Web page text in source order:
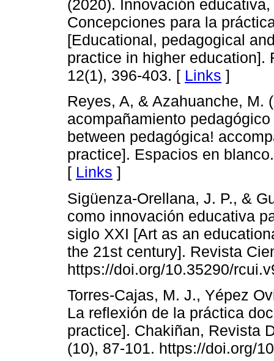
(2020). Innovación
Concepciones para la
[Educational, pedagogical
practice in higher education].
12(1), 396-403. [ Links ]
Reyes, A, & Azahuanche, M.
acompañamiento
between pedagógica!
practice]. Espacios en
[ Links ]
Sigüenza-Orellana, J. P., &
como innovación educativa
siglo XXI [Art as an
the 21st century]. Revista
https://doi.org/10.35290/
Torres-Cajas, M. J., Yépez
La reflexión de la práctica
practice]. Chakiñan, Revista
(10), 87-101. https://doi.org/